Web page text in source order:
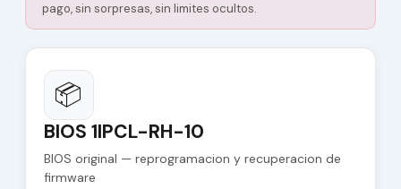
pago, sin sorpresas, sin limites ocultos.
📦
BIOS 1IPCL-RH-10
BIOS original — reprogramacion y recuperacion de
firmware